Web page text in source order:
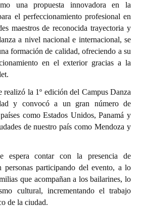
Letrada
una propuesta innovadora en la
el perfeccionamiento profesional en
maestros de reconocida trayectoria y
a nivel nacional e internacional, se
formación de calidad, ofreciendo a su
en el exterior gracias a la
realizó la 1º edición del Campus Danza
y convocó a un gran número de
como Estados Unidos, Panamá y
de nuestro país como Mendoza y
espera contar con la presencia de
personas participando del evento, a lo
que acompañan a los bailarines, lo
cultural, incrementando el trabajo
de la ciudad.